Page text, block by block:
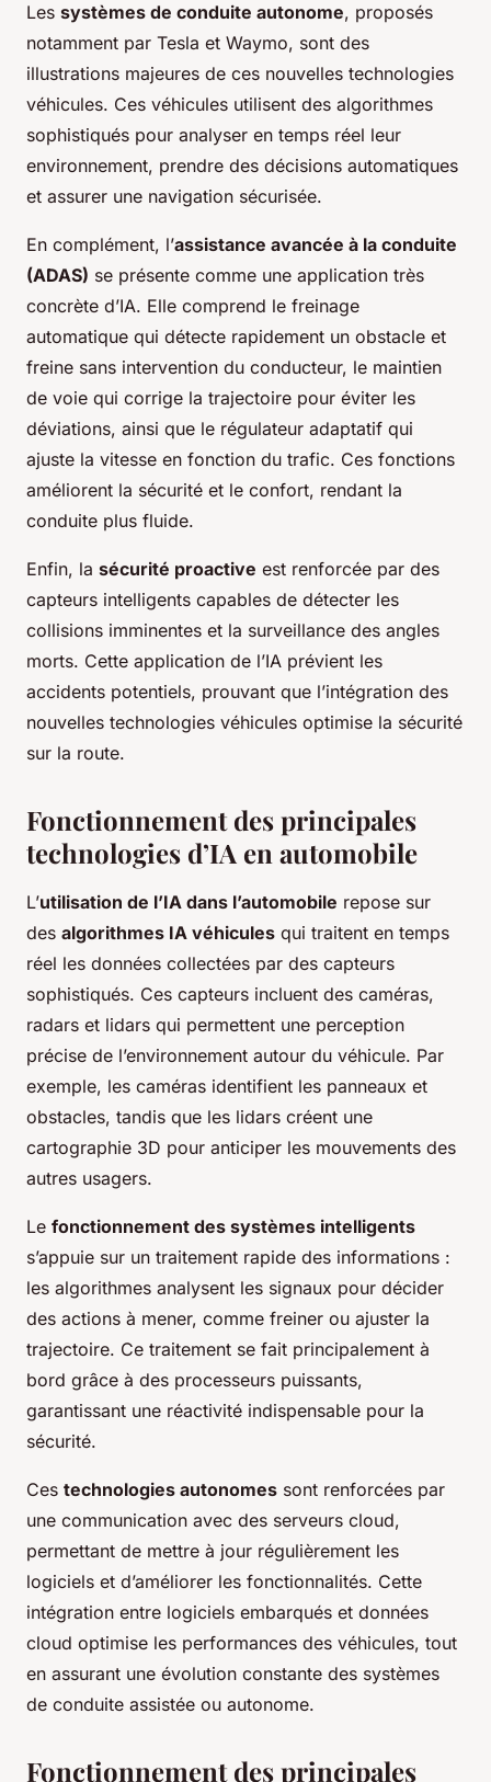
Les systèmes de conduite autonome, proposés
notamment par Tesla et Waymo, sont des
illustrations majeures de ces nouvelles technologies
véhicules. Ces véhicules utilisent des algorithmes
sophistiqués pour analyser en temps réel leur
environnement, prendre des décisions automatiques
et assurer une navigation sécurisée.
En complément, l’assistance avancée à la conduite
(ADAS) se présente comme une application très
concrète d’IA. Elle comprend le freinage
automatique qui détecte rapidement un obstacle et
freine sans intervention du conducteur, le maintien
de voie qui corrige la trajectoire pour éviter les
déviations, ainsi que le régulateur adaptatif qui
ajuste la vitesse en fonction du trafic. Ces fonctions
améliorent la sécurité et le confort, rendant la
conduite plus fluide.
Enfin, la sécurité proactive est renforcée par des
capteurs intelligents capables de détecter les
collisions imminentes et la surveillance des angles
morts. Cette application de l’IA prévient les
accidents potentiels, prouvant que l’intégration des
nouvelles technologies véhicules optimise la sécurité
sur la route.
Fonctionnement des principales
technologies d’IA en automobile
L’utilisation de l’IA dans l’automobile repose sur
des algorithmes IA véhicules qui traitent en temps
réel les données collectées par des capteurs
sophistiqués. Ces capteurs incluent des caméras,
radars et lidars qui permettent une perception
précise de l’environnement autour du véhicule. Par
exemple, les caméras identifient les panneaux et
obstacles, tandis que les lidars créent une
cartographie 3D pour anticiper les mouvements des
autres usagers.
Le fonctionnement des systèmes intelligents
s’appuie sur un traitement rapide des informations :
les algorithmes analysent les signaux pour décider
des actions à mener, comme freiner ou ajuster la
trajectoire. Ce traitement se fait principalement à
bord grâce à des processeurs puissants,
garantissant une réactivité indispensable pour la
sécurité.
Ces technologies autonomes sont renforcées par
une communication avec des serveurs cloud,
permettant de mettre à jour régulièrement les
logiciels et d’améliorer les fonctionnalités. Cette
intégration entre logiciels embarqués et données
cloud optimise les performances des véhicules, tout
en assurant une évolution constante des systèmes
de conduite assistée ou autonome.
Fonctionnement des principales